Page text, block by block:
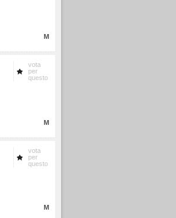
M
vota
per
questo
M
vota
per
questo
M